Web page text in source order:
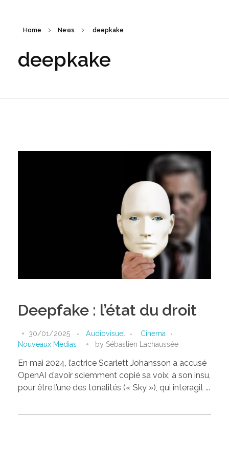
Home News deepkake
deepkake
Deepfake : l’état du droit
30/01/2025 Audiovisuel
Cinema
Nouveaux Medias
by Sébastien Lachaussée
En mai 2024, l’actrice Scarlett Johansson a accusé
OpenAI d’avoir sciemment copié sa voix, à son insu,
pour être l’une des tonalités (« Sky »), qui interagit ...